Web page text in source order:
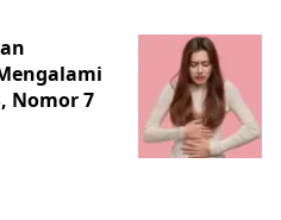
Nomor 7